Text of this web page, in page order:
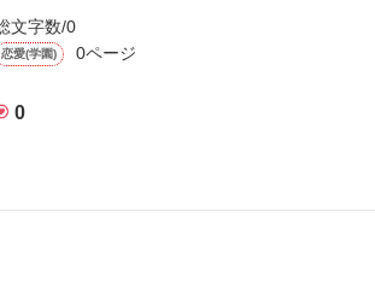
文字数/0
恋愛(学園) 0ページ
0